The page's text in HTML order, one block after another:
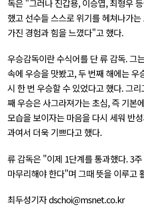
독은 "그러나 진갑용, 이승엽, 최형우
했고 선수들 스스로 위기를 헤쳐나가
가진 경험과 힘을 느꼈다"고 했다.
우승감독이란 수식어를 단 류 감독. 그
속에 우승을 맛봤고, 두 번째 해에는 우
시 한 번 우승할 수 있었다고 했다. 그
째 우승은 사그라져가는 초심, 즉 기본
모습을 보이자는 마음을 다시 세워 반
과여서 더욱 기쁘다고 했다.
류 감독은 "이제 1단계를 통과했다. 3
마무리해야 한다"며 그때 뜻을 이루고
최두성기자 dschoi@msnet.co.kr